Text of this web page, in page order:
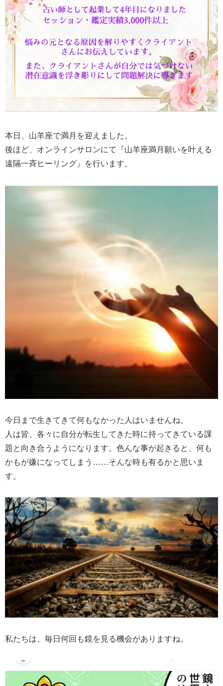
本日、山羊座で満月を迎えました。
後ほど、オンラインサロンにて『山羊座満月願いを叶える
遠隔一斉ヒーリング』を行います。
今日まで生きてきて何もなかった人はいませんね。
人は皆、各々に自分が転生してきた時に持ってきている課
題と向き合うようになります。色んな事が起きると、何も
かもが嫌になってしまう……そんな時も有るかと思いま
す。
私たちは、毎日何回も鏡を見る機会がありますね。